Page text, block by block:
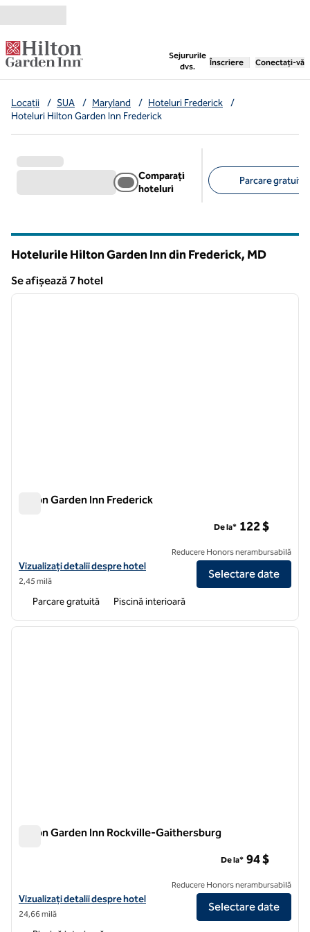
Salt la conținut
Sejururile
dvs.
, deschide o filă nouă
Înscriere Conectați-vă
Locații / SUA / Maryland / Hoteluri Frederick
/
Hoteluri Hilton Garden Inn Frederick
Comparați
hoteluri
Parcare gratuită
Hotelurile Hilton Garden Inn din Frederick, MD
Se afișează 7 hotel
Se afișează 7 hotel
1 din 12
Hilton Garden Inn Frederick
Vizualizați detaliile hotelului Hilton Garden Inn Frederick
Vizualizați detalii despre hotel
2,45 milă
De la* 122 $
Reducere Honors nerambursabilă
Selectare date
Parcare gratuită Piscină interioară
1 din 12
Hilton Garden Inn Rockville-Gaithersburg
Vizualizați detaliile hotelului Hilton Garden Inn Rockville-
Vizualizați detalii despre hotel
24,66 milă
De la* 94 $
Reducere Honors nerambursabilă
Selectare date